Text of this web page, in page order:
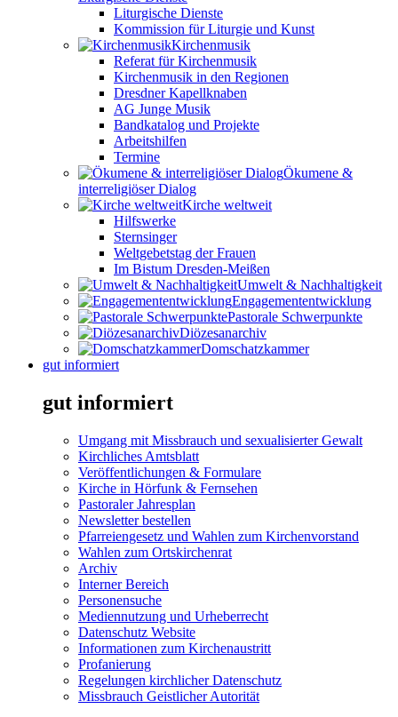
Liturgische Dienste
Kommission für Liturgie und Kunst
Kirchenmusik
Referat für Kirchenmusik
Kirchenmusik in den Regionen
Dresdner Kapellknaben
AG Junge Musik
Bandkatalog und Projekte
Arbeitshilfen
Termine
Ökumene &
interreligiöser Dialog
Kirche weltweit
Hilfswerke
Sternsinger
Weltgebetstag der Frauen
Im Bistum Dresden-Meißen
Umwelt & Nachhaltigkeit
Engagemententwicklung
Pastorale Schwerpunkte
Diözesanarchiv
Domschatzkammer
gut informiert
gut informiert
Umgang mit Missbrauch und sexualisierter Gewalt
Kirchliches Amtsblatt
Veröffentlichungen & Formulare
Kirche in Hörfunk & Fernsehen
Pastoraler Jahresplan
Newsletter bestellen
Pfarreiengesetz und Wahlen zum Kirchenvorstand
Wahlen zum Ortskirchenrat
Archiv
Interner Bereich
Personensuche
Mediennutzung und Urheberrecht
Datenschutz Website
Informationen zum Kirchenaustritt
Profanierung
Regelungen kirchlicher Datenschutz
Missbrauch Geistlicher Autorität